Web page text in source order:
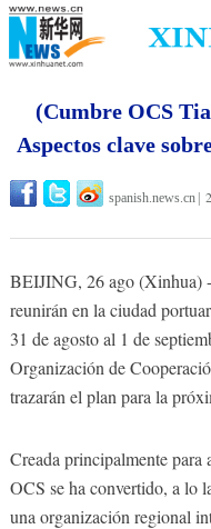
(Cumbre OCS
Aspectos clave
spanish.news.cn
BEIJING, 26 ago (Xinhua)
reunirán en la ciudad
31 de agosto al 1 de
Organización de
trazarán el plan para la
Creada principalmente para
OCS se ha convertido, a lo
una organización regional